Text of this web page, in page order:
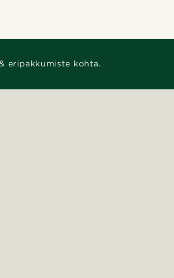
eripakkumiste kohta.